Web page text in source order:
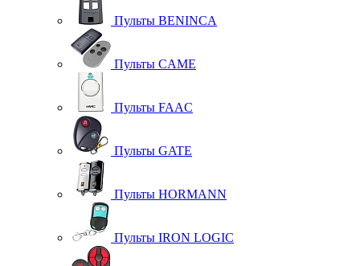
Пульты BENINCA
Пульты CAME
Пульты FAAC
Пульты GATE
Пульты HORMANN
Пульты IRON LOGIC